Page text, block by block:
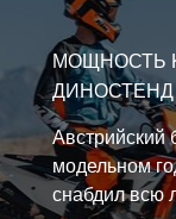
МОЩНОСТЬ
ДИНОСТЕНД
Австрийский
модельном
снабдил всю